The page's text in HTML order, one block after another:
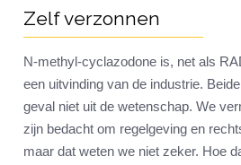
Zelf verzonnen
N-methyl-cyclazodone is, net als
een uitvinding van de industrie.
geval niet uit de wetenschap. We
zijn bedacht om regelgeving en
maar dat weten we niet zeker. Hoe